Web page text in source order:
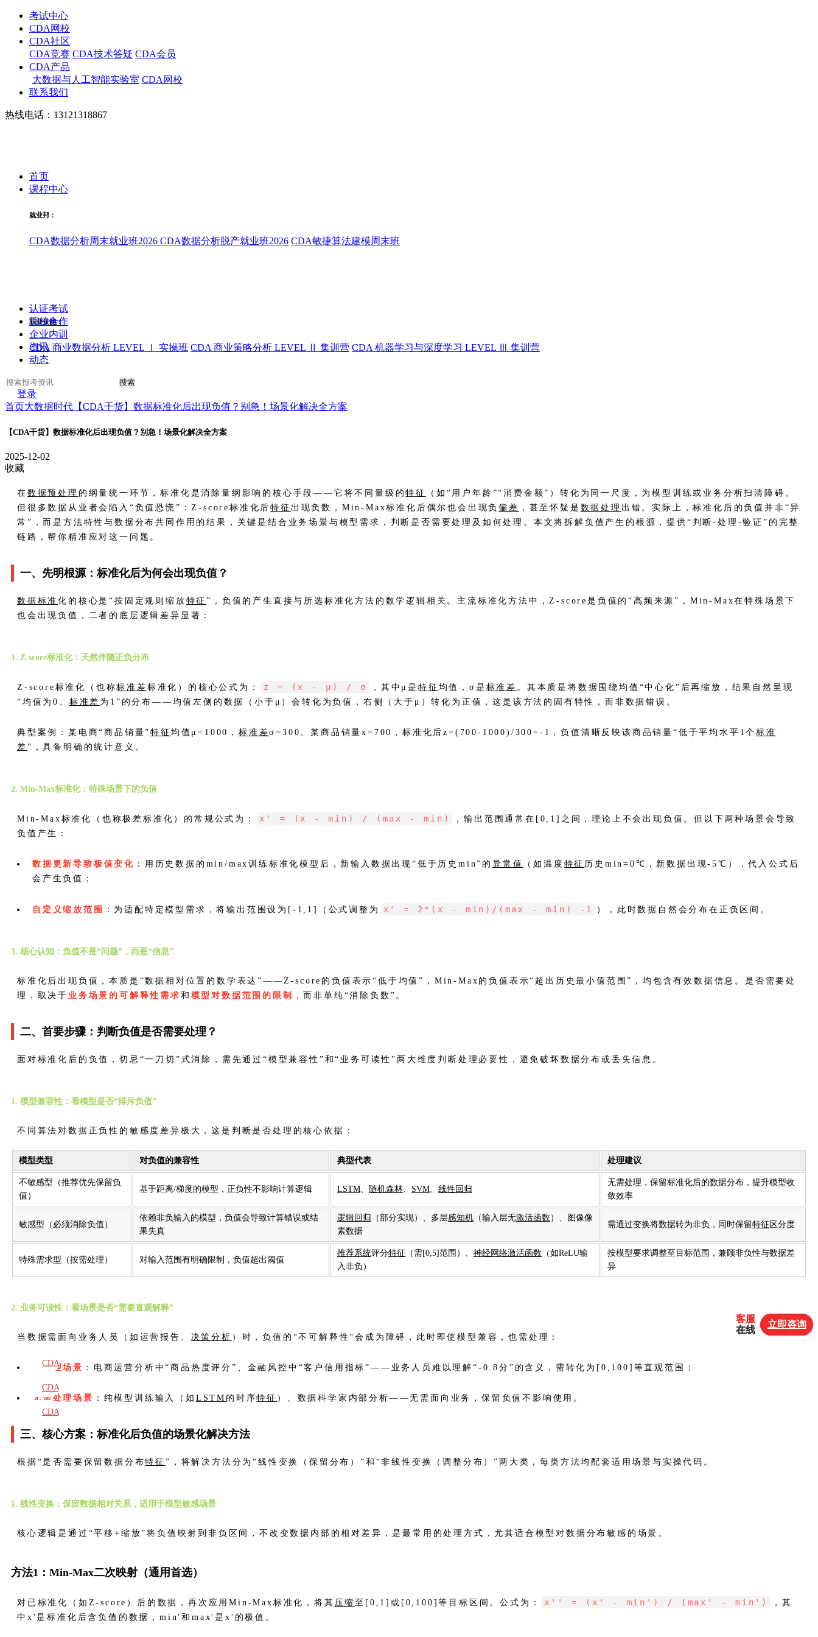
考试中心
CDA网校
CDA社区
CDA竞赛 CDA技术答疑 CDA会员
CDA产品
大数据与人工智能实验室 CDA网校
联系我们
热线电话：13121318867
首页
课程中心
就业邦：
CDA数据分析周末就业班2026 CDA数据分析脱产就业班2026 CDA敏捷算法建模周末班
职业技能：
CDA 商业数据分析 LEVEL Ⅰ 实操班 CDA 商业策略分析 LEVEL Ⅱ 集训营 CDA 机器学习与深度学习 LEVEL Ⅲ 集训营
认证考试
院校合作
企业内训
资讯
动态
搜索
登录
首页大数据时代 【CDA干货】数据标准化后出现负值？别急！场景化解决全方案
【CDA干货】数据标准化后出现负值？别急！场景化解决全方案
2025-12-02
收藏
在 数据预处理 的纲量统一环节，标准化是消除量纲影响的核心手段——它将不同量级的特征
（如“用户年龄”“消费金额”）转化为同一尺度，为模型训练或业务分析扫清障碍。
但很多数据从业者会陷入“负值恐慌”：Z-score标准化后特征 出现负数，Min-Max标准化后偶尔也会出现负偏差 ，甚至怀疑是 数据处理 出错。实际上，标准化后的负值并非“异
常”，而是方法特性与数据分布共同作用的结果，关键是结合业务场景与模型需求，判断是否需要处理及如何处理。本文将拆解负值产生的根源，提供“判断-处理-验证”的完整
链路，帮你精准应对这一问题。
一、先明根源：标准化后为何会出现负值？
数据标准化的核心是“按固定规则缩放 特征”，负值的产生直接与所选标准化方法的数学逻辑相关。主流标准化方法中，Z-score是负值的“高频来源”，Min-Max在特殊场景下
也会出现负值，二者的底层逻辑差异显著：
1. Z-score标准化：天然伴随正负分布
Z-score标准化（也称标准差 标准化）的核心公式为： z = (x - μ) / σ ，其中μ是特征 均值，σ是 标准差 。其本质是将数据围绕均值“中心化”后再缩放，结果自然呈现
“均值为0、 标准差 为1”的分布——均值左侧的数据（小于μ）会转化为负值，右侧（大于μ）转化为正值，这是该方法的固有特性，而非数据错误。
典型案例：某电商“商品销量”特征 均值μ=1000，标准差σ=300。某商品销量x=700，标准化后z=(700-1000)/300=-1，负值清晰反映该商品销量“低于平均水平1个标准
差 ”，具备明确的统计意义。
2. Min-Max标准化：特殊场景下的负值
Min-Max标准化（也称极差标准化）的常规公式为： x' = (x - min) / (max - min)
，输出范围通常在[0,1]之间，理论上不会出现负值。但以下两种场景会导致
负值产生：
数据更新导致极值变化 ：用历史数据的min/max训练标准化模型后，新输入数据出现“低于历史min”的 异常值 （如温度 特征 历史min=0℃，新数据出现-5℃），代入公式后
会产生负值；
自定义缩放范围 ：为适配特定模型需求，将输出范围设为[-1,1]（公式调整为 x' = 2*(x - min)/(max - min) -1 ），此时数据自然会分布在正负区间。
3. 核心认知：负值不是“问题”，而是“信息”
标准化后出现负值，本质是“数据相对位置的数学表达”——Z-score的负值表示“低于均值”，Min-Max的负值表示“超出历史最小值范围”，均包含有效数据信息。是否需要处
理，取决于 业务场景的可解释性需求 和 模型对数据范围的限制 ，而非单纯“消除负数”。
二、首要步骤：判断负值是否需要处理？
面对标准化后的负值，切忌“一刀切”式消除，需先通过“模型兼容性”和“业务可读性”两大维度判断处理必要性，避免破坏数据分布或丢失信息。
1. 模型兼容性：看模型是否“排斥负值”
不同算法对数据正负性的敏感度差异极大，这是判断是否处理的核心依据：
模型类型 对负值的兼容性 典型代表 处理建议
不敏感型（推荐优先保留负
值）
基于距离/梯度的模型，正负性不影响计算逻辑 LSTM、 随机森林、 SVM、 线性回归
无需处理，保留标准化后的数据分布，提升模型收
敛效率
敏感型（必须消除负值）
依赖非负输入的模型，负值会导致计算错误或结
果失真
逻辑回归 （部分实现）、多层感知机 （输入层无激活函数 ）、图像像
素数据
需通过变换将数据转为非负，同时保留特征 区分度
特殊需求型（按需处理） 对输入范围有明确限制，负值超出阈值
推荐系统评分特征 （需[0,5]范围）、 神经网络激活函数 （如ReLU输
入非负）
按模型要求调整至目标范围，兼顾非负性与数据差
异
2. 业务可读性：看场景是否“需要直观解释”
当数据需面向业务人员（如运营报告、 决策分析 ）时，负值的“不可解释性”会成为障碍，此时即使模型兼容，也需处理：
需处理场景 ：电商运营分析中“商品热度评分”、金融风控中“客户信用指标”——业务人员难以理解“-0.8分”的含义，需转化为[0,100]等直观范围；
无需处理场景 ：纯模型训练输入（如 LSTM 的时序特征 ）、数据科学家内部分析——无需面向业务，保留负值不影响使用。
三、核心方案：标准化后负值的场景化解决方法
根据“是否需要保留数据分布特征”，将解决方法分为“线性变换（保留分布）”和“非线性变换（调整分布）”两大类，每类方法均配套适用场景与实操代码。
1. 线性变换：保留数据相对关系，适用于模型敏感场景
核心逻辑是通过“平移+缩放”将负值映射到非负区间，不改变数据内部的相对差异，是最常用的处理方式，尤其适合模型对数据分布敏感的场景。
方法1：Min-Max二次映射（通用首选）
对已标准化（如Z-score）后的数据，再次应用Min-Max标准化，将其 压缩 至[0,1]或[0,100]等目标区间。公式为： x'' = (x' - min') / (max' - min')
，其
中x'是标准化后含负值的数据，min'和max'是x'的极值。
CDA
教材
CDA
题库
CDA
大纲
客服
在线
立即咨询
客服
在线
立即咨询